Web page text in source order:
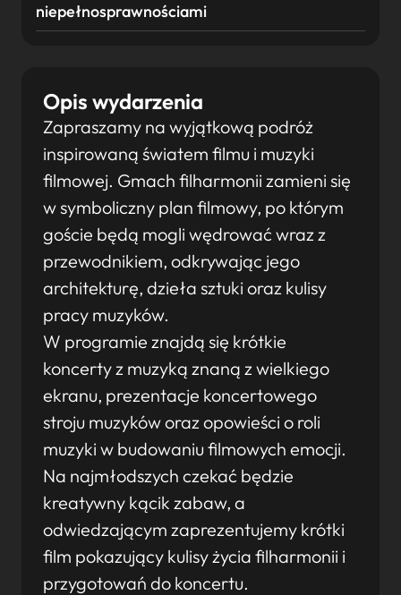
Opis wydarzenia
Zapraszamy na wyjątkową podróż
inspirowaną światem filmu i muzyki
filmowej. Gmach filharmonii zamieni się
w symboliczny plan filmowy, po którym
goście będą mogli wędrować wraz z
przewodnikiem, odkrywając jego
architekturę, dzieła sztuki oraz kulisy
pracy muzyków.
W programie znajdą się krótkie
koncerty z muzyką znaną z wielkiego
ekranu, prezentacje koncertowego
stroju muzyków oraz opowieści o roli
muzyki w budowaniu filmowych emocji.
Na najmłodszych czekać będzie
kreatywny kącik zabaw, a
odwiedzającym zaprezentujemy krótki
film pokazujący kulisy życia filharmonii i
przygotowań do koncertu.
niepełnosprawnościami